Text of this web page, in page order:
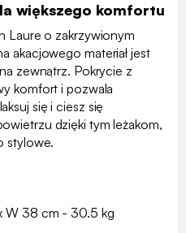
większego komfortu
Laure o zakrzywionym
akacjowego materiał jest
zewnątrz. Pokrycie z
komfort i pozwala
się i ciesz się
dzięki tym leżakom,
stylowe.
W 38 cm - 30.5 kg